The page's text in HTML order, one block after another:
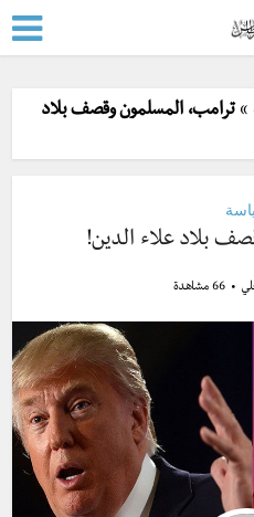
»ترامب، المسلمون وقصف بلاد
بلاد علاء الدين!
66 مشاهدة